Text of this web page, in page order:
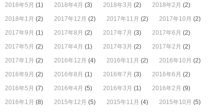
2018年5月 (1) 2018年4月 (3) 2018年3月 (2) 2018年2月 (2)
2018年1月 (2) 2017年12月 (2) 2017年11月 (2) 2017年10月 (2)
2017年9月 (1) 2017年8月 (2) 2017年7月 (3) 2017年6月 (2)
2017年5月 (2) 2017年4月 (1) 2017年3月 (2) 2017年2月 (2)
2017年1月 (2) 2016年12月 (4) 2016年11月 (2) 2016年10月 (2)
2016年9月 (2) 2016年8月 (1) 2016年7月 (3) 2016年6月 (2)
2016年5月 (7) 2016年4月 (5) 2016年3月 (1) 2016年2月 (9)
2016年1月 (8) 2015年12月 (5) 2015年11月 (4) 2015年10月 (5)